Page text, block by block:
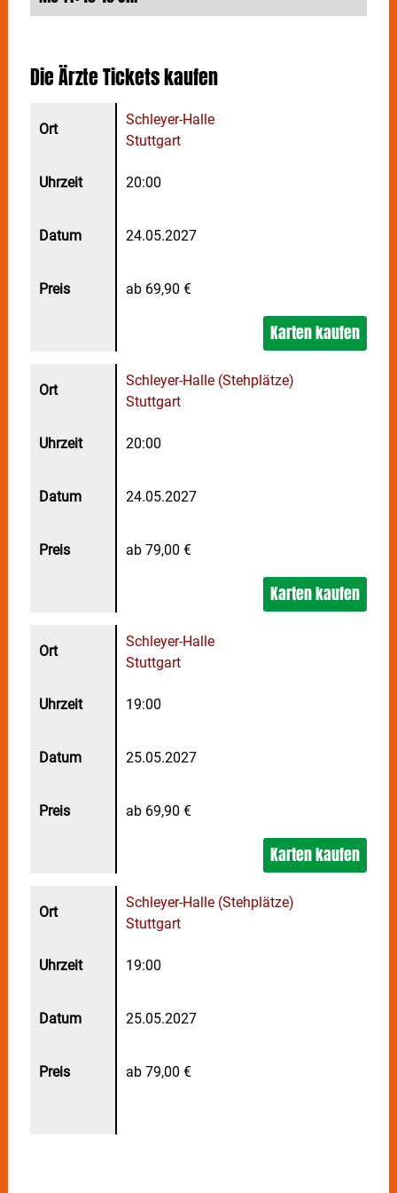
Die ÄrzteTickets kaufen
Schleyer-Halle
Stuttgart
20:00
24.05.2027
ab 69,90 €
Karten kaufen
Schleyer-Halle (Stehplätze)
Stuttgart
20:00
24.05.2027
ab 79,00 €
Karten kaufen
Schleyer-Halle
Stuttgart
19:00
25.05.2027
ab 69,90 €
Karten kaufen
Schleyer-Halle (Stehplätze)
Stuttgart
19:00
25.05.2027
ab 79,00 €